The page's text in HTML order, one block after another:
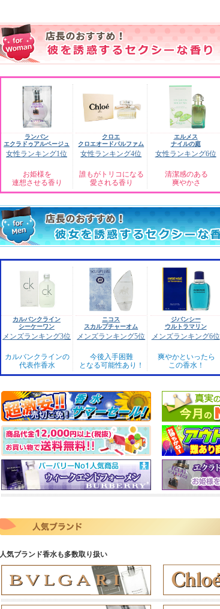
ランバン
エクラドゥアルページュ
女性ランキング1位
お姫様を
連想させる香り
クロエ
クロエオードパルファム
女性ランキング4位
誰もがトリコになる
愛される香り
エルメス
ナイルの庭
女性ランキング6位
清潔感のある
爽やかさ
カルバンクライン
シーケーワン
メンズランキング3位
カルバンクラインの
代表作香水
ニコス
スカルプチャーオム
メンズランキング5位
今後入手困難
となる可能性あり！
ジバンシー
ウルトラマリン
メンズランキング6位
爽やかといったら
この香水！
人気ブランド香水も多数取り扱い